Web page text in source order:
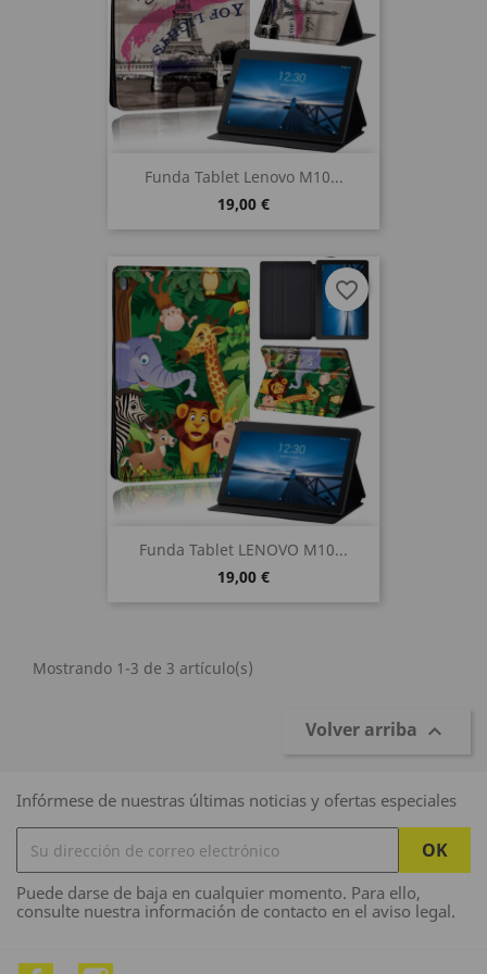
Funda Tablet Lenovo M10...
19,00 €
Funda Tablet LENOVO M10...
19,00 €
favorite_border
Mostrando 1-3 de 3 artículo(s)
Volver arriba 
Infórmese de nuestras últimas noticias y ofertas especiales
Puede darse de baja en cualquier momento. Para ello,
consulte nuestra información de contacto en el aviso legal.